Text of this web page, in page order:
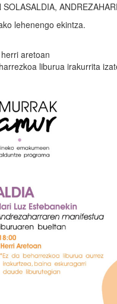
lehenengo ekintza.
aretoan
liburua irakurrita